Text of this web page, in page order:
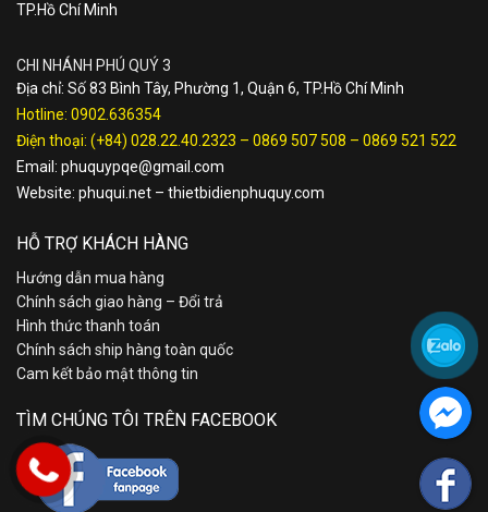
TP.Hồ Chí Minh
CHI NHÁNH PHÚ QUÝ 3
Địa chỉ: Số 83 Bình Tây, Phường 1, Quận 6, TP.Hồ Chí Minh
Hotline: 0902.636354
Điện thoại: (+84) 028.22.40.2323 – 0869 507 508 – 0869 521 522
Email: phuquypqe@gmail.com
Website: phuqui.net – thietbidienphuquy.com
HỖ TRỢ KHÁCH HÀNG
Hướng dẫn mua hàng
Chính sách giao hàng – Đổi trả
Hình thức thanh toán
Chính sách ship hàng toàn quốc
Cam kết bảo mật thông tin
TÌM CHÚNG TÔI TRÊN FACEBOOK